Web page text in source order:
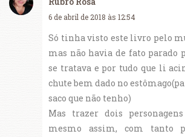
6 de abril de 2018 às 12:54
Só tinha visto este livro pelo
mas não havia de fato parado
se tratava e por tudo que li
chute bem dado no
saco que não tenho)
Mas trazer dois
mesmo assim, com tanto